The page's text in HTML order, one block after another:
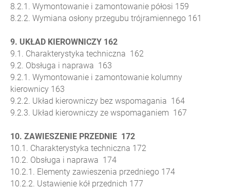
8.2.1. Wymontowanie i zamontowanie półosi 159
8.2.2. Wymiana osłony przegubu trójramiennego 161
9. UKŁAD KIEROWNICZY 162
9.1. Charakterystyka techniczna 162
9.2. Obsługa i naprawa 163
9.2.1. Wymontowanie i zamontowanie kolumny
kierownicy 163
9.2.2. Układ kierowniczy bez wspomagania 164
9.2.3. Układ kierowniczy ze wspomaganiem 167
10. ZAWIESZENIE PRZEDNIE 172
10.1. Charakterystyka techniczna 172
10.2. Obsługa i naprawa 174
10.2.1. Elementy zawieszenia przedniego 174
10.2.2. Ustawienie kół przednich 177